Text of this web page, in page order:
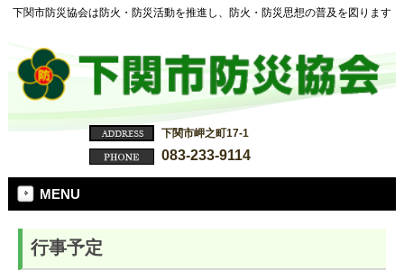
下関市防災協会は防火・防災活動を推進し、防火・防災思想の普及を図ります
下関市岬之町17-1
083-233-9114
MENU
行事予定